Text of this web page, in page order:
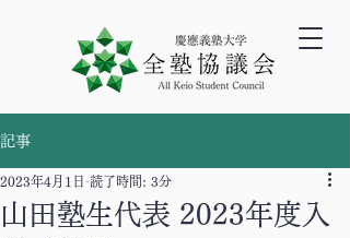
記事
山田塾生代表 2023年度入
2023年4月1日 読了時間: 3分